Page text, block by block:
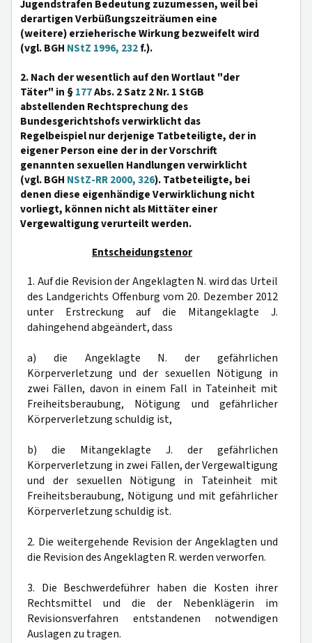
Jugendstrafen Bedeutung zuzumessen, weil bei
derartigen Verbüßungszeiträumen eine
(weitere) erzieherische Wirkung bezweifelt wird
(vgl. BGH NStZ 1996, 232f.).
2. Nach der wesentlich auf den Wortlaut "der
Täter" in §177Abs. 2 Satz 2 Nr. 1 StGB
abstellenden Rechtsprechung des
Bundesgerichtshofs verwirklicht das
Regelbeispiel nur derjenige Tatbeteiligte, der in
eigener Person eine der in der Vorschrift
genannten sexuellen Handlungen verwirklicht
(vgl. BGH NStZ-RR 2000, 326). Tatbeteiligte, bei
denen diese eigenhändige Verwirklichung nicht
vorliegt, können nicht als Mittäter einer
Vergewaltigung verurteilt werden.
Entscheidungstenor
1. Auf die Revision der Angeklagten N. wird das Urteil
des Landgerichts Offenburg vom 20. Dezember 2012
unter Erstreckung auf die Mitangeklagte J.
dahingehend abgeändert, dass
a) die Angeklagte N. der gefährlichen
Körperverletzung und der sexuellen Nötigung in
zwei Fällen, davon in einem Fall in Tateinheit mit
Freiheitsberaubung, Nötigung und gefährlicher
Körperverletzung schuldig ist,
b) die Mitangeklagte J. der gefährlichen
Körperverletzung in zwei Fällen, der Vergewaltigung
und der sexuellen Nötigung in Tateinheit mit
Freiheitsberaubung, Nötigung und mit gefährlicher
Körperverletzung schuldig ist.
2. Die weitergehende Revision der Angeklagten und
die Revision des Angeklagten R. werden verworfen.
3. Die Beschwerdeführer haben die Kosten ihrer
Rechtsmittel und die der Nebenklägerin im
Revisionsverfahren entstandenen notwendigen
Auslagen zu tragen.